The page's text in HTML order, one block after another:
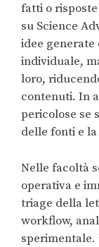
fatti o
su Science
idee generate
individuale,
loro,
contenuti. In
pericolose se
delle fonti e la
Nelle facoltà
operativa e
triage della
workflow,
sperimentale.